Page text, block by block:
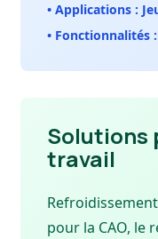
• Applications :
• Fonctionnalités
Solutions
travail
pour la CAO, le